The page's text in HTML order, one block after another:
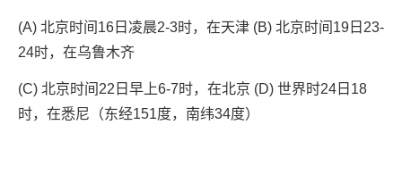
(A) 北京时间16日凌晨2-3时，在天津 (B) 北京时间19日23-
24时，在乌鲁木齐
(C) 北京时间22日早上6-7时，在北京 (D) 世界时24日18
时，在悉尼（东经151度，南纬34度）